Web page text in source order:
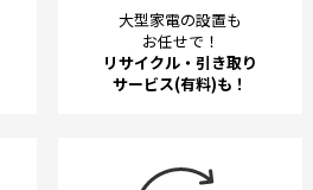
大型家電の設置も
お任せで！
リサイクル・引き取り
サービス(有料)も！